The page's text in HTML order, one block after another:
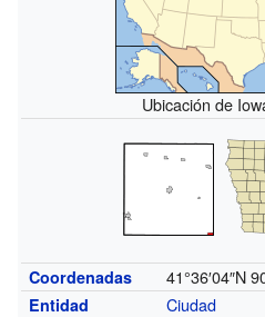
Ubicación de
Coordenadas 41°36′04″N
Entidad
Ciudad